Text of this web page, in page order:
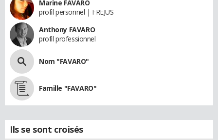
Marine FAVARO
profil personnel | FREJUS
Anthony FAVARO
profil professionnel
Nom "FAVARO"
Famille "FAVARO"
Ils se sont croisés